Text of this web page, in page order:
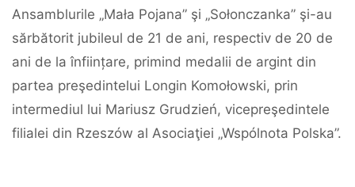
Ansamblurile „Mała Pojana” şi „Sołonczanka” şi-au
sărbătorit jubileul de 21 de ani, respectiv de 20 de
ani de la înființare, primind medalii de argint din
partea preşedintelui Longin Komołowski, prin
intermediul lui Mariusz Grudzień, vicepreşedintele
filialei din Rzeszów al Asociaţiei „Wspólnota Polska”.